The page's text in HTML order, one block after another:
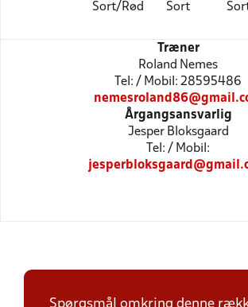
Sort/Rød Sort
Træner
Roland Nemes
Tel: / Mobil: 28595486
Årgangsansvarlig
Jesper Bloksgaard
Tel: / Mobil:
Spørgsmål omkring denne